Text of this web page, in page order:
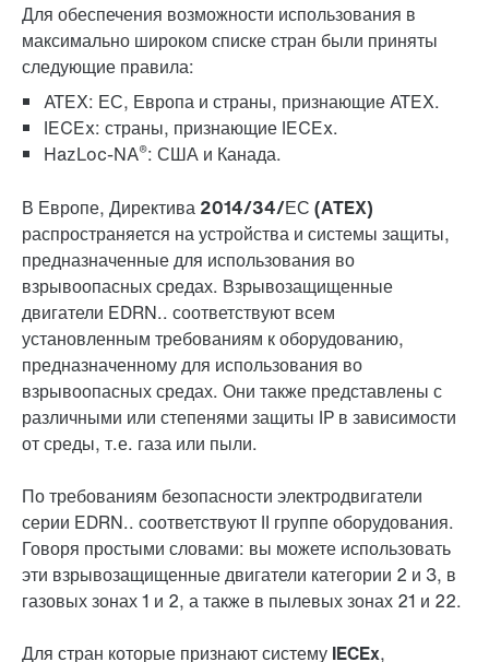
Для обеспечения возможности использования в
максимально широком списке стран были приняты
следующие правила:
ATEX: ЕС, Европа и страны, признающие ATEX.
IECEx: страны, признающие IECEx.
HazLoc-NA®: США и Канада.
В Европе, Директива 2014/34/ЕС (ATEX)
распространяется на устройства и системы защиты,
предназначенные для использования во
взрывоопасных средах. Взрывозащищенные
двигатели EDRN.. соответствуют всем
установленным требованиям к оборудованию,
предназначенному для использования во
взрывоопасных средах. Они также представлены с
различными или степенями защиты IP в зависимости
от среды, т.е. газа или пыли.
По требованиям безопасности электродвигатели
серии EDRN.. соответствуют II группе оборудования.
Говоря простыми словами: вы можете использовать
эти взрывозащищенные двигатели категории 2 и 3, в
газовых зонах 1 и 2, а также в пылевых зонах 21 и 22.
Для стран которые признаютсистему IECEx,